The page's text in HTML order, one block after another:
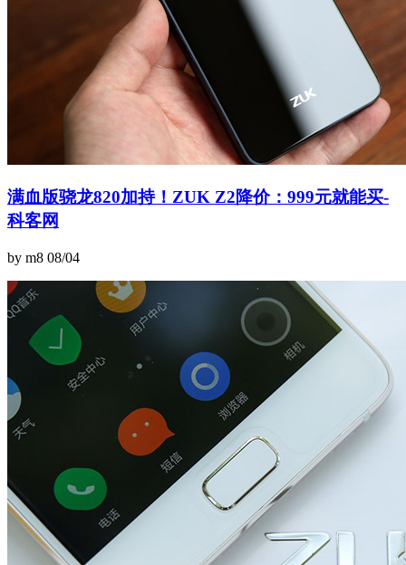
满血版骁龙820加持！ZUK Z2降价：999元就能买-
科客网
by m8 08/04